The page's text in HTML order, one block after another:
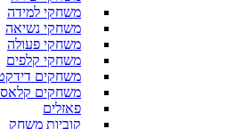
משחקי למידה
משחקי נשיאה
משחקי פעולה
משחקי קלפים
משחקים
משחקים
פאזלים
קוביות משחק